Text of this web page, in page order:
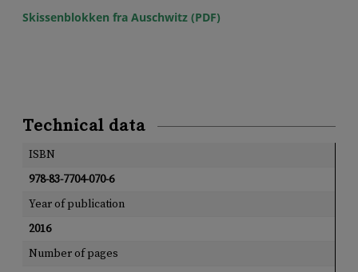
Skissenblokken fra Auschwitz (PDF)
Technical data
ISBN
978-83-7704-070-6
Year of publication
2016
Number of pages